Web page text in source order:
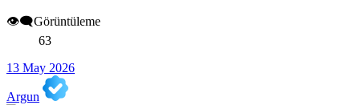
👁️‍🗨️Görüntüleme
63
13 May 2026
Argun